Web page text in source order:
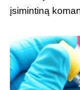
įsimintiną